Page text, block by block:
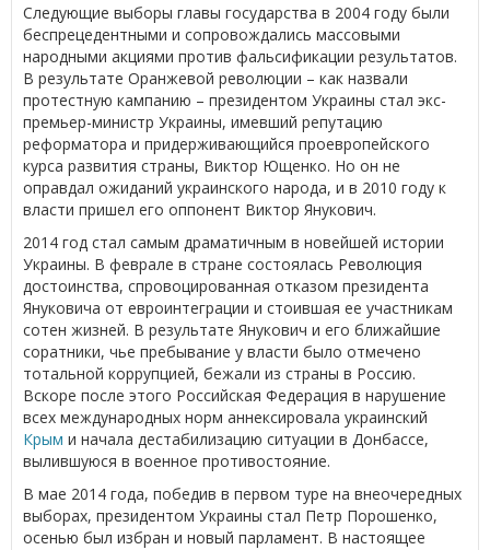
Следующие выборы главы государства в 2004 году были
беспрецедентными и сопровождались массовыми
народными акциями против фальсификации результатов.
В результате Оранжевой революции – как назвали
протестную кампанию – президентом Украины стал экс-
премьер-министр Украины, имевший репутацию
реформатора и придерживающийся проевропейского
курса развития страны, Виктор Ющенко. Но он не
оправдал ожиданий украинского народа, и в 2010 году к
власти пришел его оппонент Виктор Янукович.
2014 год стал самым драматичным в новейшей истории
Украины. В феврале в стране состоялась Революция
достоинства, спровоцированная отказом президента
Януковича от евроинтеграции и стоившая ее участникам
сотен жизней. В результате Янукович и его ближайшие
соратники, чье пребывание у власти было отмечено
тотальной коррупцией, бежали из страны в Россию.
Вскоре после этого Российская Федерация в нарушение
всех международных норм аннексировала украинский
Крым и начала дестабилизацию ситуации в Донбассе,
вылившуюся в военное противостояние.
В мае 2014 года, победив в первом туре на внеочередных
выборах, президентом Украины стал Петр Порошенко,
осенью был избран и новый парламент. В настоящее